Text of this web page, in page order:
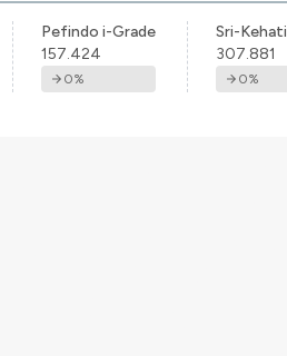
Pefindo i-Grade
157.424
0%
Sri-Kehati
307.881
0%